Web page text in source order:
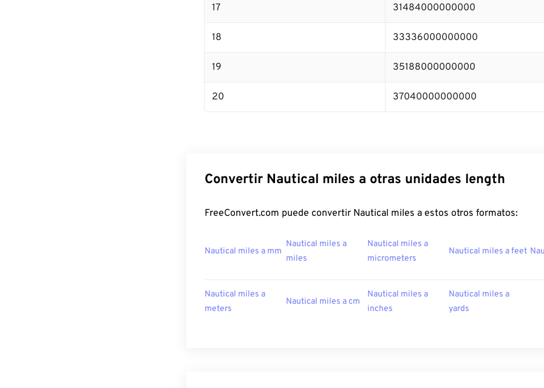
17 31484000000000
18 33336000000000
19 35188000000000
20 37040000000000
Convertir Nautical miles a otras unidades length
FreeConvert.com puede convertir Nautical miles a estos otros formatos:
Nautical miles a mm
Nautical miles a
miles
Nautical miles a
micrometers
Nautical miles a feet
Nautical miles a
meters
Nautical miles a cm
Nautical miles a
inches
Nautical miles a
yards